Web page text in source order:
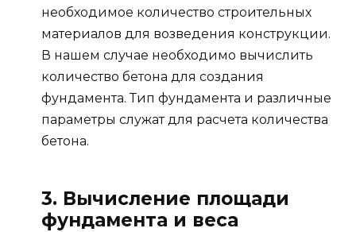
необходимое количество строительных
материалов для возведения конструкции.
В нашем случае необходимо вычислить
количество бетона для создания
фундамента. Тип фундамента и различные
параметры служат для расчета количества
бетона.
3. Вычисление площади
фундамента и веса